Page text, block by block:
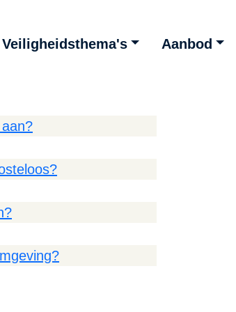
Veiligheidsthema's Aanbod